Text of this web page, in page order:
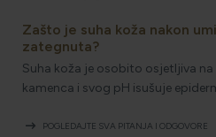
Zašto je suha koža nakon
zategnuta?
Suha koža je osobito osjetljiva
kamenca i svog pH isušuje
arrow_right_alt POGLEDAJTE SVA PITANJA I ODGOVORE